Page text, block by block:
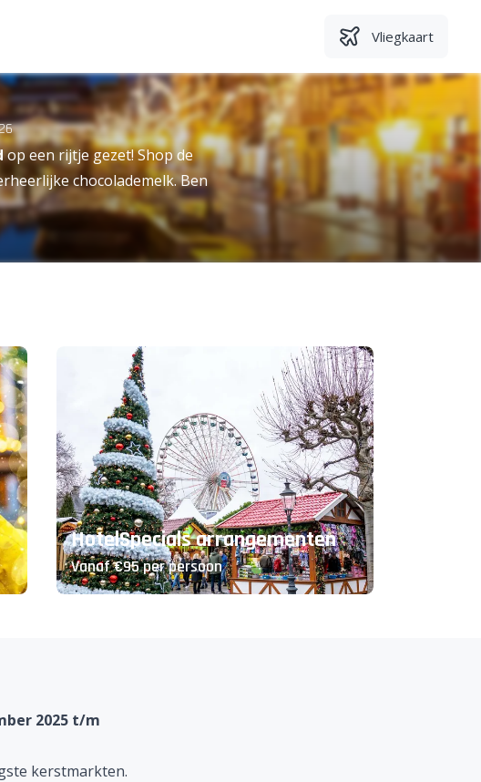
Vliegkaart
op een rijtje gezet! Shop de
chocolademelk. Ben
HotelSpecials arrangementen
Vanaf €95 per persoon
2025 t/m
kerstmarkten.